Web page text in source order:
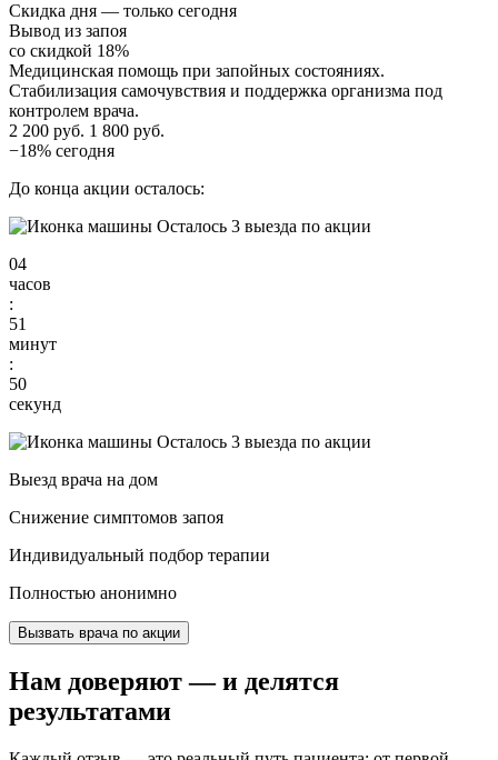
Скидка дня — только сегодня
Вывод из запоя
со скидкой 18%
Медицинская помощь при запойных состояниях.
Стабилизация самочувствия и поддержка организма под
контролем врача.
2 200 руб. 1 800 руб.
−18% сегодня
До конца акции осталось:
Осталось 3 выезда по акции
04
часов
:
51
минут
:
49
секунд
Осталось 3 выезда по акции
Выезд врача на дом
Снижение симптомов запоя
Индивидуальный подбор терапии
Полностью анонимно
Вызвать врача по акции
Нам доверяют— и делятся
результатами